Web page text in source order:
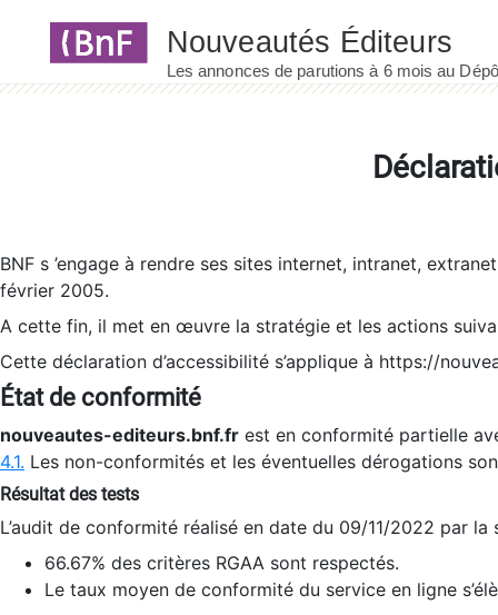
BNF s ’engage à rendre ses sites internet, intranet,
février 2005.
A cette fin, il met en œuvre la stratégie et les actions
Cette déclaration d’accessibilité s’applique à https://
État de conformité
nouveautes-editeurs.bnf.fr est en conformité partielle
4.1. Les non-conformités et les éventuelles dérogations
Résultat des tests
L’audit de conformité réalisé en date du 09/11/2022 par
66.67% des critères RGAA sont respectés.
Le taux moyen de conformité du service en ligne